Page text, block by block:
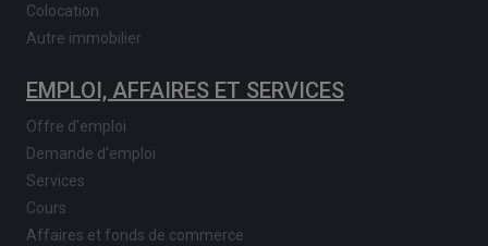
Colocation
Autre immobilier
EMPLOI, AFFAIRES ET SERVICES
Offre d'emploi
Demande d'emploi
Services
Cours
Affaires et fonds de commerce